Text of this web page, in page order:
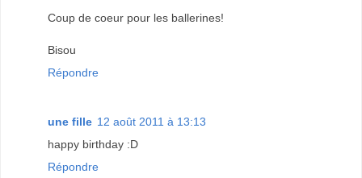
Coup de coeur pour les ballerines!
Bisou
Répondre
une fille 12 août 2011 à 13:13
happy birthday :D
Répondre